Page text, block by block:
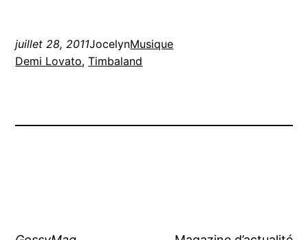
juillet 28, 2011JocelynMusique
Demi Lovato, Timbaland